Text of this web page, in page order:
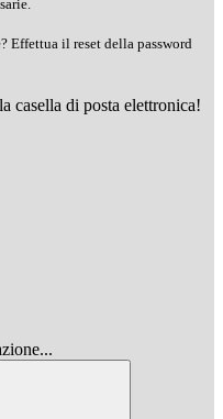
Effettua il reset della password
casella di posta elettronica!